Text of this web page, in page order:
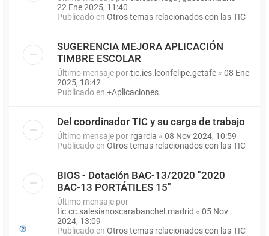
22 Ene 2025, 11:40
Publicado en Otros temas relacionados con las TIC
SUGERENCIA MEJORA APLICACIÓN
TIMBRE ESCOLAR
Último mensaje portic.ies.leonfelipe.getafe « 08 Ene
2025, 18:42
Publicado en +Aplicaciones
Del coordinador TIC y su carga de trabajo
Último mensaje por rgarcia « 08 Nov 2024, 10:59
Publicado en Otros temas relacionados con las TIC
BIOS - Dotación BAC-13/2020 "2020
BAC-13 PORTÁTILES 15"
Último mensaje por
tic.cc.salesianoscarabanchel.madrid « 05 Nov
2024, 13:09
Publicado en Otros temas relacionados con las TIC